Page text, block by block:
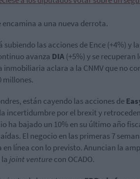
encamina a una nueva derrota.
subiendo las acciones de Ence (+4%) y
avanza DIA(+5%) y se recuperan
inmobiliaria aclara a la CNMV que no
millones.
están cayendo las acciones de
incertidumbre por el brexit y
ha bajado un 10% en su último año
El negocio en las primeras 7
en línea con lo previsto. Anuncian la
joint venturecon OCADO.